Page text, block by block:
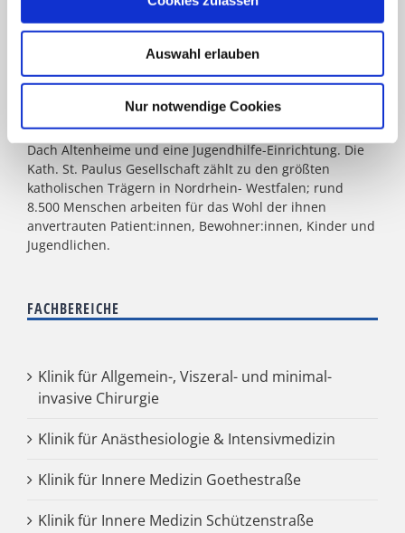
Auswahl erlauben
Nur notwendige Cookies
Christophorus Krankenhaus Werne, St. Rochus Hospital
Castrop-Rauxel, St. Josefs Hospital Hörde, Katholisches
Krankenhaus Dortmund-West, St. Elisabeth Krankenhaus
sowie für das St. Johannes Hospital im Zentrum von
Dortmund. Darüber hinaus agieren unter dem Paulus-
Dach Altenheime und eine Jugendhilfe-Einrichtung. Die
Kath. St. Paulus Gesellschaft zählt zu den größten
katholischen Trägern in Nordrhein- Westfalen; rund
8.500 Menschen arbeiten für das Wohl der ihnen
anvertrauten Patient:innen, Bewohner:innen, Kinder und
Jugendlichen.
FACHBEREICHE
Klinik für Allgemein-, Viszeral- und minimal-
invasive Chirurgie
Klinik für Anästhesiologie & Intensivmedizin
Klinik für Innere Medizin Goethestraße
Klinik für Innere Medizin Schützenstraße